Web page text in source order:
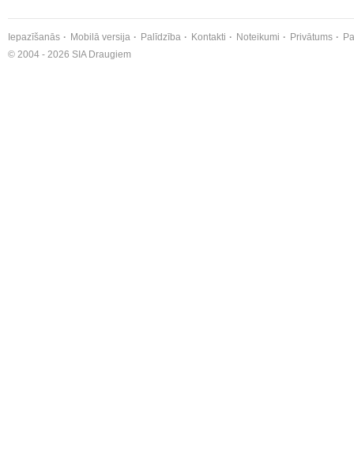
Iepazīšanās Mobilā versija Palīdzība Kontakti Noteikumi Privātums
© 2004 - 2026 SIA Draugiem